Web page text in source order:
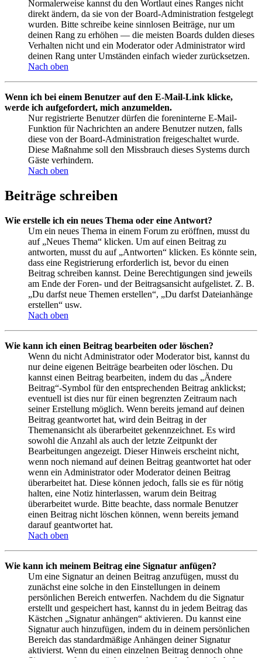
Normalerweise kannst du den Wortlaut eines Ranges nicht
direkt ändern, da sie von der Board-Administration festgelegt
wurden. Bitte schreibe keine sinnlosen Beiträge, nur um
deinen Rang zu erhöhen — die meisten Boards dulden dieses
Verhalten nicht und ein Moderator oder Administrator wird
deinen Rang unter Umständen einfach wieder zurücksetzen.
Nach oben
Wenn ich bei einem Benutzer auf den E-Mail-Link klicke,
werde ich aufgefordert, mich anzumelden.
Nur registrierte Benutzer dürfen die foreninterne E-Mail-
Funktion für Nachrichten an andere Benutzer nutzen, falls
diese von der Board-Administration freigeschaltet wurde.
Diese Maßnahme soll den Missbrauch dieses Systems durch
Gäste verhindern.
Nach oben
Beiträge schreiben
Wie erstelle ich ein neues Thema oder eine Antwort?
Um ein neues Thema in einem Forum zu eröffnen, musst du
auf „Neues Thema“ klicken. Um auf einen Beitrag zu
antworten, musst du auf „Antworten“ klicken. Es könnte sein,
dass eine Registrierung erforderlich ist, bevor du einen
Beitrag schreiben kannst. Deine Berechtigungen sind jeweils
am Ende der Foren- und der Beitragsansicht aufgelistet. Z. B.
„Du darfst neue Themen erstellen“, „Du darfst Dateianhänge
erstellen“ usw.
Nach oben
Wie kann ich einen Beitrag bearbeiten oder löschen?
Wenn du nicht Administrator oder Moderator bist, kannst du
nur deine eigenen Beiträge bearbeiten oder löschen. Du
kannst einen Beitrag bearbeiten, indem du das „Ändere
Beitrag“-Symbol für den entsprechenden Beitrag anklickst;
eventuell ist dies nur für einen begrenzten Zeitraum nach
seiner Erstellung möglich. Wenn bereits jemand auf deinen
Beitrag geantwortet hat, wird dein Beitrag in der
Themenansicht als überarbeitet gekennzeichnet. Es wird
sowohl die Anzahl als auch der letzte Zeitpunkt der
Bearbeitungen angezeigt. Dieser Hinweis erscheint nicht,
wenn noch niemand auf deinen Beitrag geantwortet hat oder
wenn ein Administrator oder Moderator deinen Beitrag
überarbeitet hat. Diese können jedoch, falls sie es für nötig
halten, eine Notiz hinterlassen, warum dein Beitrag
überarbeitet wurde. Bitte beachte, dass normale Benutzer
einen Beitrag nicht löschen können, wenn bereits jemand
darauf geantwortet hat.
Nach oben
Wie kann ich meinem Beitrag eine Signatur anfügen?
Um eine Signatur an deinen Beitrag anzufügen, musst du
zunächst eine solche in den Einstellungen in deinem
persönlichen Bereich entwerfen. Nachdem du die Signatur
erstellt und gespeichert hast, kannst du in jedem Beitrag das
Kästchen „Signatur anhängen“ aktivieren. Du kannst eine
Signatur auch hinzufügen, indem du in deinem persönlichen
Bereich das standardmäßige Anhängen deiner Signatur
aktivierst. Wenn du einen einzelnen Beitrag dennoch ohne